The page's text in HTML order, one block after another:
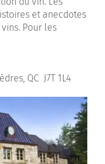
et anecdotes
Pour les
QC J7T 1L4